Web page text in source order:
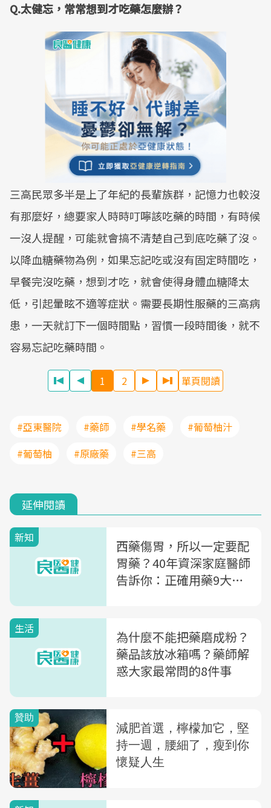
Q.太健忘，常常想到才吃藥怎麼辦？
三高民眾多半是上了年紀的長輩族群，記憶力也較沒
有那麼好，總要家人時時叮嚀該吃藥的時間，有時候
一沒人提醒，可能就會搞不清楚自己到底吃藥了沒。
以降血糖藥物為例，如果忘記吃或沒有固定時間吃，
早餐完沒吃藥，想到才吃，就會使得身體血糖降太
低，引起暈眩不適等症狀。需要長期性服藥的三高病
患，一天就訂下一個時間點，習慣一段時間後，就不
容易忘記吃藥時間。
1 2 單頁閱讀
#亞東醫院 #藥師 #學名藥
#葡萄柚汁
#葡萄柚
#原廠藥 #三高
延伸閱讀
新知
西藥傷胃，所以一定要配
胃藥？40年資深家庭醫師
告訴你：正確用藥9大觀
生活
為什麼不能把藥磨成粉？
藥品該放冰箱嗎？藥師解
惑大家最常問的8件事